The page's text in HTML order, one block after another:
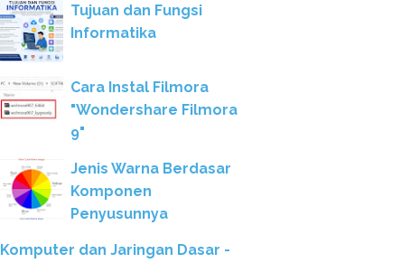
Tujuan dan Fungsi
Informatika
Cara Instal Filmora
"Wondershare Filmora
9"
Jenis Warna Berdasar
Komponen
Penyusunnya
Komputer dan Jaringan Dasar -